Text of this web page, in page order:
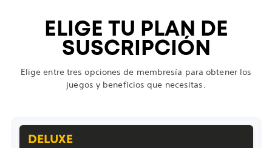
ELIGE TU PLAN DE
SUSCRIPCIÓN
Elige entre tres opciones de membresía para obtener los
juegos y beneficios que necesitas.
DELUXE